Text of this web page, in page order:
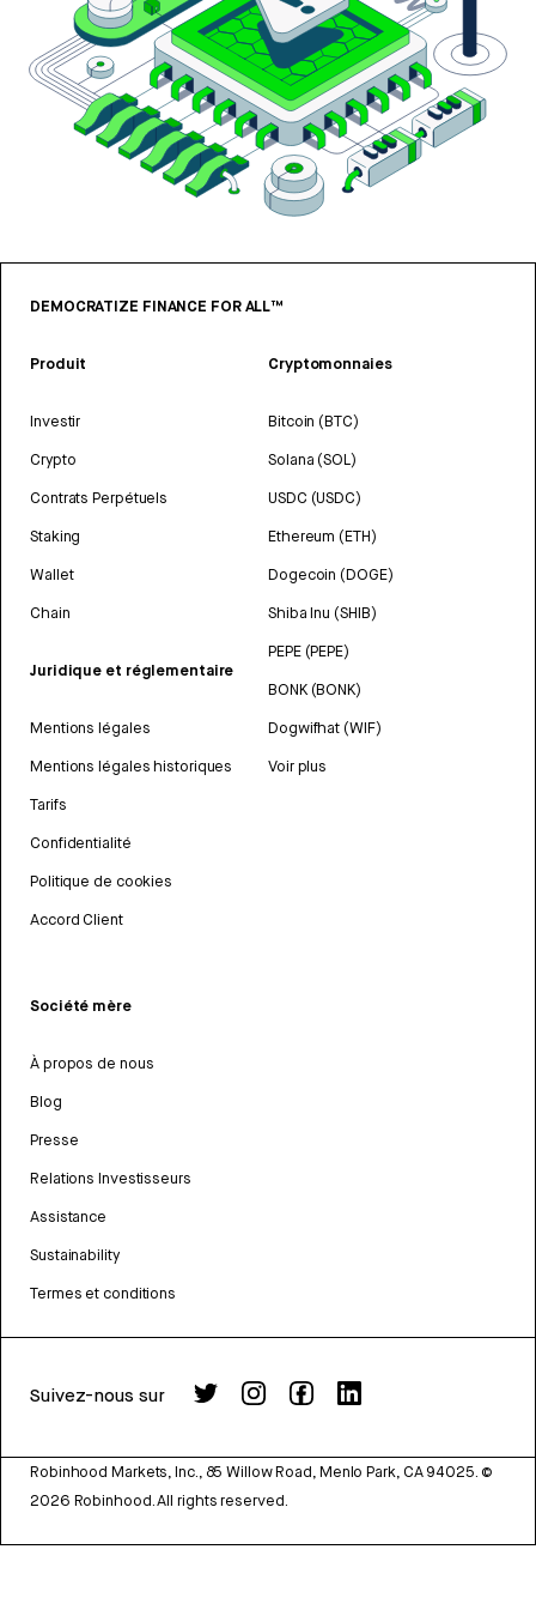
DEMOCRATIZE FINANCE FOR ALL™
Produit
Investir
Crypto
Contrats Perpétuels
Staking
Wallet
Chain
Juridique et réglementaire
Mentions légales
Mentions légales historiques
Tarifs
Confidentialité
Politique de cookies
Accord Client
Cryptomonnaies
Bitcoin (BTC)
Solana (SOL)
USDC (USDC)
Ethereum (ETH)
Dogecoin (DOGE)
Shiba Inu (SHIB)
PEPE (PEPE)
BONK (BONK)
Dogwifhat (WIF)
Voir plus
Société mère
À propos de nous
Blog
Presse
Relations Investisseurs
Assistance
Sustainability
Termes et conditions
Suivez-nous sur
Robinhood Markets, Inc., 85 Willow Road, Menlo Park, CA 94025. ©
2026 Robinhood. All rights reserved.